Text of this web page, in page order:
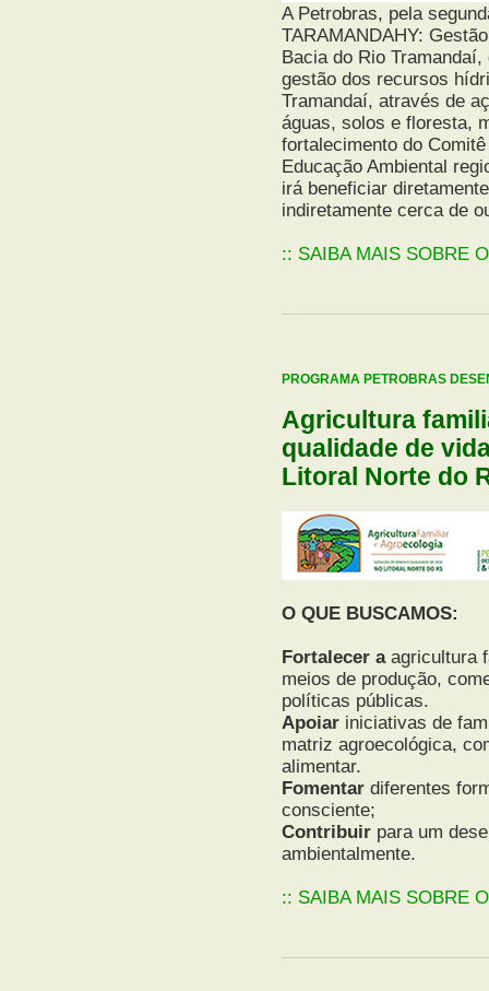
A Petrobras, pela
TARAMANDAHY:
Bacia do Rio
gestão dos recursos
Tramandaí, através de
águas, solos e floresta,
fortalecimento do
Educação Ambiental
irá beneficiar
indiretamente cerca de
:: SAIBA MAIS SOBRE
PROGRAMA PETROBRAS
Agricultura
qualidade de
Litoral Norte do
O QUE BUSCAMOS:
Fortalecer a agricultura
meios de produção,
políticas públicas.
Apoiar iniciativas de
matriz agroecológica,
alimentar.
Fomentar diferentes
consciente;
Contribuir para um
ambientalmente.
:: SAIBA MAIS SOBRE